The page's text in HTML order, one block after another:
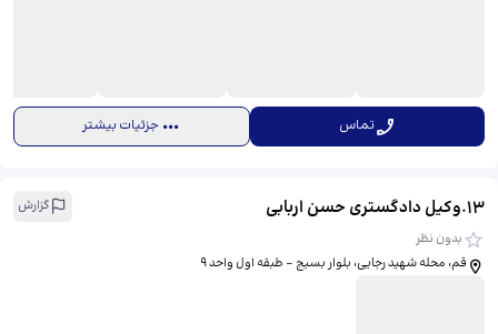
تماس جزئیات بیشتر
13
.وکیل دادگستری حسن اربابی
گزارش
بدون نظر
قم، محله شهید رجایی، بلوار بسیج - طبقه اول واحد ۹